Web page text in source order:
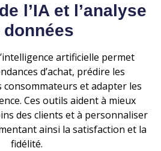
l’IA et l’analyse
données
artificielle permet
d’achat, prédire les
et adapter les
Ces outils aident à mieux
des clients et à personnaliser
ainsi la satisfaction et la
fidélité.